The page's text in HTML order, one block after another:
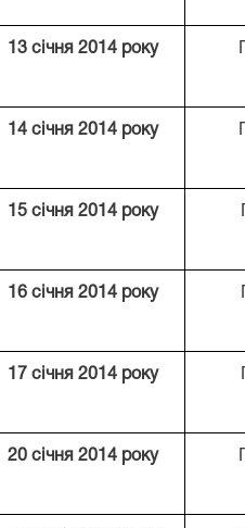
13січня 201 4року
14січня 201 4року
15 січня 201 4року
1 6 січня 201 4року
1 7 січня 201 4року
20 січня 201 4року